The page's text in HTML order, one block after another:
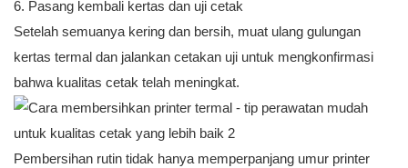
6. Pasang kembali kertas dan uji cetak
Setelah semuanya kering dan bersih, muat ulang gulungan
kertas termal dan jalankan cetakan uji untuk mengkonfirmasi
bahwa kualitas cetak telah meningkat.
Pembersihan rutin tidak hanya memperpanjang umur printer